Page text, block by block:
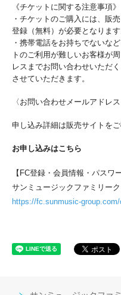
《チケットに関する注意事項》
・チケットのご購入には、販
登録（無料）が必要となります
・携帯電話をお持ちでないな
トのご利用が難しいお客様が
レスまでお問い合わせいただ
させていただきます。
〈お問い合わせメールアドレ
申し込み詳細は販売サイトをご
お申し込みはこちら
【FC登録・会員情報・パスワ
サンミュージックファミリー
https://fc.sunmusic-